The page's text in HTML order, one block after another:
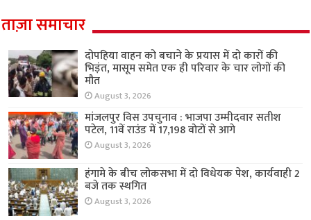
ताज़ा समाचार
दोपहिया वाहन को बचाने के प्रयास में दो कारों की
भिड़ंत, मासूम समेत एक ही परिवार के चार लोगों की
मौत
August 3, 2026
मांजलपुर विस उपचुनाव : भाजपा उम्मीदवार सतीश
पटेल, 11वें राउंड में 17,198 वोटों से आगे
August 3, 2026
हंगामे के बीच लोकसभा में दो विधेयक पेश, कार्यवाही 2
बजे तक स्थगित
August 3, 2026